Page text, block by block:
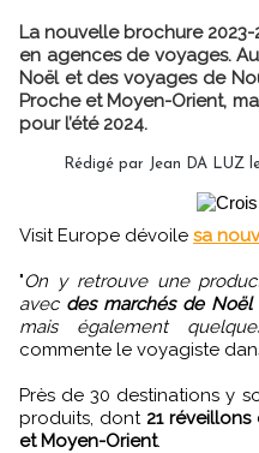
La nouvelle brochure
en agences de voyages.
Noël et des voyages de
Proche et Moyen-Orient,
pour l’été 2024.
Rédigé par Jean DA LUZ
Visit Europe dévoile sa
"On y retrouve une
avec des marchés de
mais également
commente le voyagiste
Près de 30 destinations y
produits, dont 21 réveillons
et Moyen-Orient.